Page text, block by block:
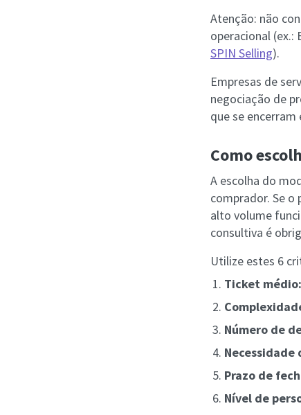
Atenção: não
operacional (ex.:
SPIN Selling).
Empresas de
negociação de
que se
Como
A escolha do
comprador. Se o
alto volume
consultiva é
Utilize estes 6
Ticket médio:
Número de
Necessidade
Prazo de
Nível de